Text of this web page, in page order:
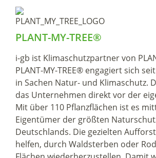
PLANT-MY-TREE®
i-gb ist Klimaschutzpartner von
PLANT-MY-TREE® engagiert sich
in Sachen Natur- und Klimaschutz.
das Unternehmen direkt vor der
Mit über 110 Pflanzflächen ist es
Eigentümer der größten
Deutschlands. Die gezielten
helfen, durch Waldsterben oder